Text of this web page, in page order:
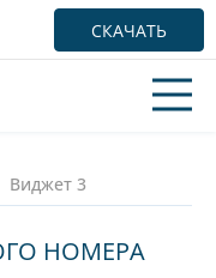
СКАЧАТЬ
Виджет 3
НОМЕРА